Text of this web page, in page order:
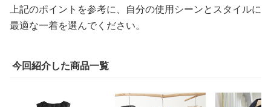
上記のポイントを参考に、自分の使用シーンとスタイルに
最適な一着を選んでください。
今回紹介した商品一覧